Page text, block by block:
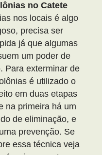
no Catete
nos locais é algo
precisa ser
já que algumas
um poder de
Para exterminar de
é utilizado o
em duas etapas
na primeira há um
de eliminação, e
prevenção. Se
essa técnica veja